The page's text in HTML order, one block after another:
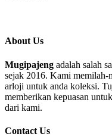
About Us
Mugipajeng adalah salah
sejak 2016. Kami memilah-
arloji untuk anda koleksi.
memberikan kepuasan
dari kami.
Contact Us